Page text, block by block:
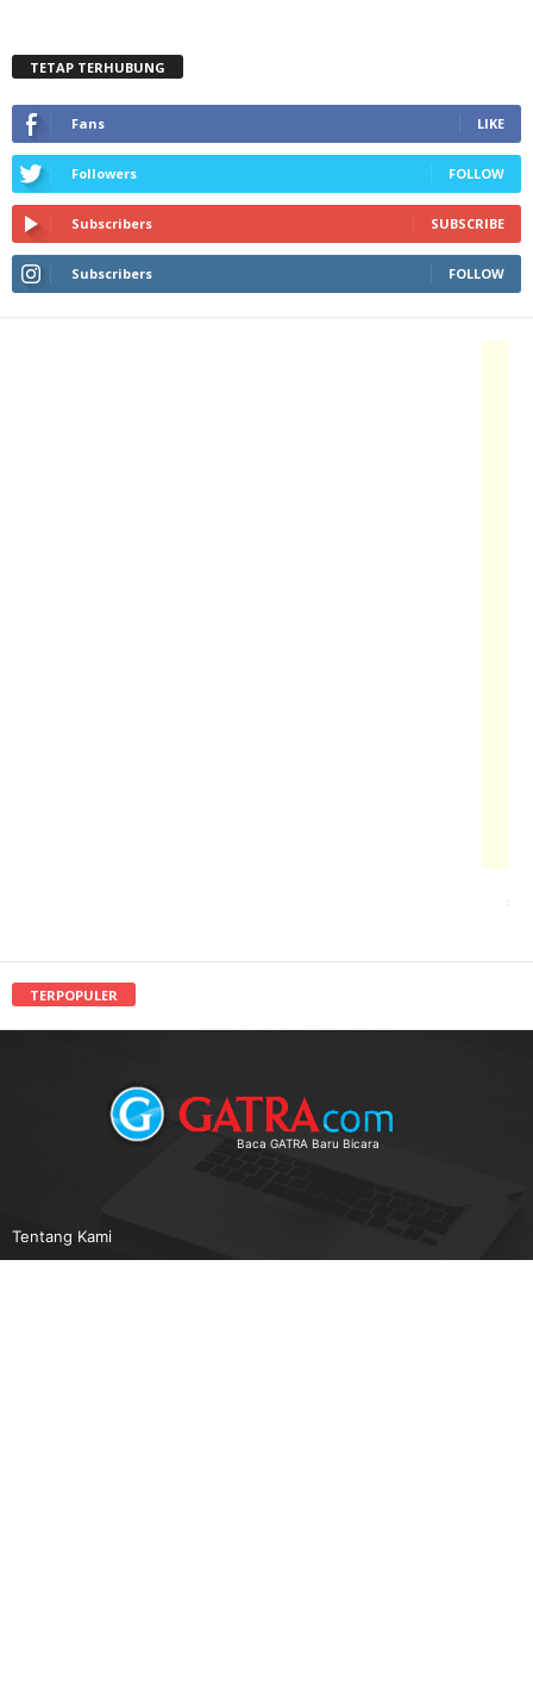
TETAP TERHUBUNG
Fans LIKE
Followers FOLLOW
Subscribers SUBSCRIBE
Subscribers FOLLOW
TERPOPULER
Baca GATRA Baru Bicara
Tentang Kami